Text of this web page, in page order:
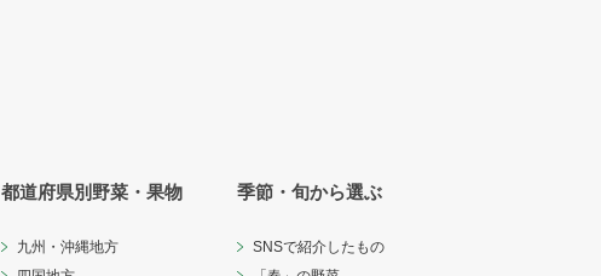
都道府県別野菜・果物
九州・沖縄地方
季節・旬から選ぶ
SNSで紹介したもの